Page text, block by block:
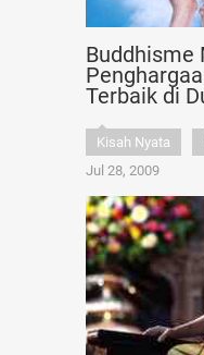
Buddhisme
Terbaik di
Kisah Nyata
Jul 28, 2009